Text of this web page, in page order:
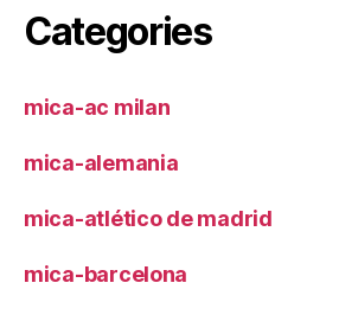
Categories
mica-ac milan
mica-alemania
mica-atlético de madrid
mica-barcelona